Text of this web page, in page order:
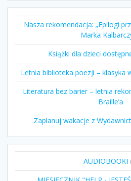
Nasza rekomendacja: „Epilogi
Marka
Książki dla dzieci
Letnia biblioteka poezji – klasyka
Literatura bez barier – letnia
Braille’a
Zaplanuj wakacje z
AUDIOBOOKI